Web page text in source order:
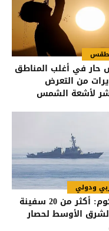
في أغلب المناطق
من التعرض
لأشعة الشمس
ودولي
سنتكوم: أكثر من 20 سفينة
الأوسط لحصار